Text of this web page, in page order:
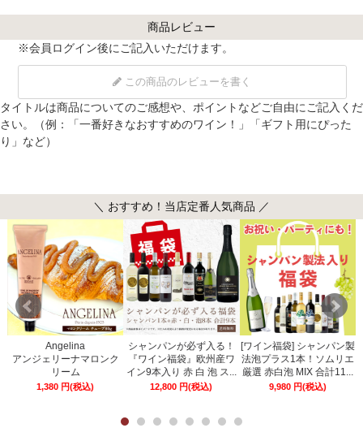
商品レビュー
※会員ログイン後にご記入いただけます。
この商品のレビューを書く
タイトルは商品についてのご感想や、ポイントなどご自由にご記入くだ
さい。（例：「一番好きなおすすめのワイン！」「ギフト用にぴった
り」など）
＼ おすすめ！当店定番人気商品 ／
Angelina
アンジェリーナマロンク
リーム
1,380 円(税込)
シャンパンが必ず入る！
『ワイン福袋』欧州産ワ
イン9本入り 赤 白 泡 ス...
12,800 円(税込)
[ワイン福袋] シャンパン製
法泡プラス1本！ソムリエ
厳選 赤白泡 MIX 合計11...
9,980円(税込)